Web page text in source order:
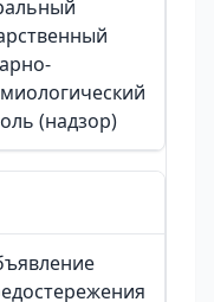
(надзор)